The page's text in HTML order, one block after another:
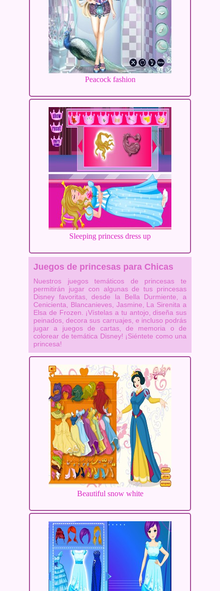
Peacock fashion
Sleeping princess dress up
Juegos de princesas para Chicas
Nuestros juegos temáticos de princesas te
permitirán jugar con algunas de tus princesas
Disney favoritas, desde la Bella Durmiente, a
Cenicienta, Blancanieves, Jasmine, La Sirenita a
Elsa de Frozen. ¡Vístelas a tu antojo, diseña sus
peinados, decora sus carruajes, e incluso podrás
jugar a juegos de cartas, de memoria o de
colorear de temática Disney! ¡Siéntete como una
princesa!
Beautiful snow white